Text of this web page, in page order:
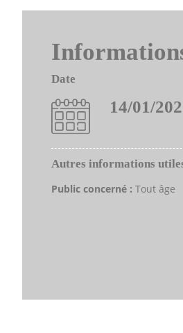
Date
14/01/
Autres informations
Public concerné : Tout âge